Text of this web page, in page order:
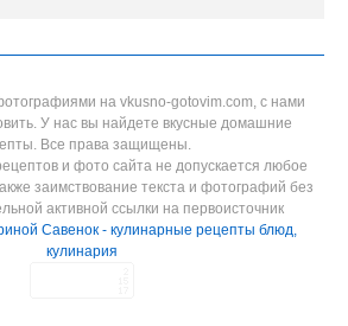
на vkusno-gotovim.com, с нами
У нас вы найдете вкусные домашние
Все права защищены.
и фото сайта не допускается любое
заимствование текста и фотографий без
активной ссылки на первоисточник
Савенок - кулинарные рецепты блюд,
кулинария